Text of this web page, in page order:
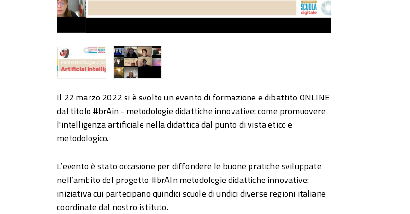
Il 22 marzo 2022 si è svolto un evento di formazione e dibattito ONLINE
dal titolo #brAin - metodologie didattiche innovative: come promuovere
l'intelligenza artificiale nella didattica dal punto di vista etico e
metodologico.
L’evento è stato occasione per diffondere le buone pratiche sviluppate
nell’ambito del progetto #brAIn metodologie didattiche innovative:
iniziativa cui partecipano quindici scuole di undici diverse regioni italiane
coordinate dal nostro istituto.